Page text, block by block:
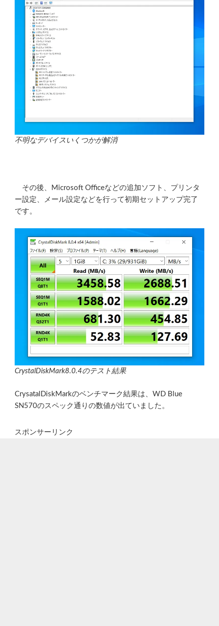
不明なデバイスいくつかが解消
その後、Microsoft Officeなどの追加ソフト、プリンタ
ー設定、メール設定などを行って初期セットアップ完了
です。
CrystalDiskMark8.0.4のテスト結果
CrysatalDiskMarkのベンチマーク結果は、WD Blue
SN570のスペック通りの数値が出ていました。
スポンサーリンク